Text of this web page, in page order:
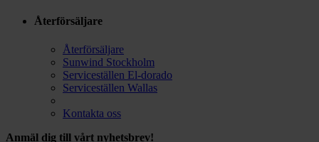
Återförsäljare
Återförsäljare
Sunwind Stockholm
Serviceställen El-dorado
Serviceställen Wallas
Kontakta oss
Anmäl dig till vårt nyhetsbrev!